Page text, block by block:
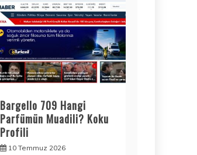
Bargello 709 Hangi
Parfümün Muadili? Koku
Profili
10 Temmuz 2026